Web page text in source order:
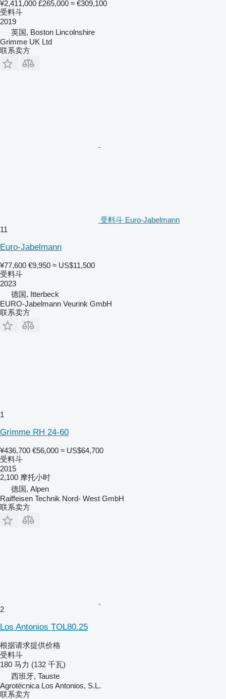
¥2,411,000 £265,000 ≈ €309,100
受料斗
2019
英国, Boston Lincolnshire
Grimme UK Ltd
联系卖方
受料斗 Euro-Jabelmann
11
Euro-Jabelmann
¥77,600 €9,950 ≈ US$11,500
受料斗
2023
德国, Itterbeck
EURO-Jabelmann Veurink GmbH
联系卖方
1
Grimme RH 24-60
¥436,700 €56,000 ≈ US$64,700
受料斗
2015
2,100 摩托小时
德国, Alpen
Raiffeisen Technik Nord- West GmbH
联系卖方
2
Los Antonios TOL80.25
根据请求提供价格
受料斗
180 马力 (132 千瓦)
西班牙, Tauste
Agrotécnica Los Antonios, S.L.
联系卖方